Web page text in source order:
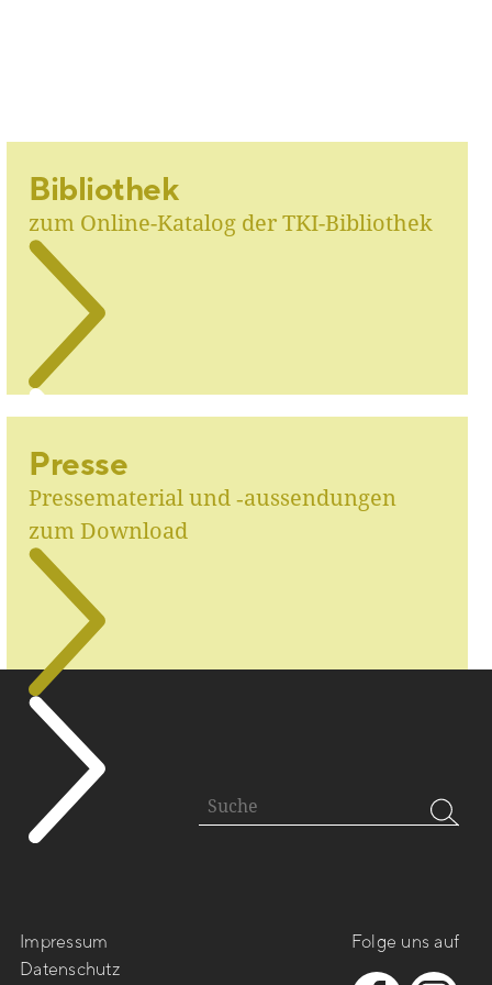
Bibliothek
zum Online-Katalog der TKI-Bibliothek
Presse
Pressematerial und ‑aussendungen
zum Download
Impressum
Datenschutz
Folge uns auf